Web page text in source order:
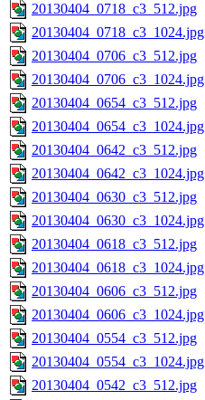
20130404_0718_c3_512.jpg
20130404_0718_c3_1024.jpg
20130404_0706_c3_512.jpg
20130404_0706_c3_1024.jpg
20130404_0654_c3_512.jpg
20130404_0654_c3_1024.jpg
20130404_0642_c3_512.jpg
20130404_0642_c3_1024.jpg
20130404_0630_c3_512.jpg
20130404_0630_c3_1024.jpg
20130404_0618_c3_512.jpg
20130404_0618_c3_1024.jpg
20130404_0606_c3_512.jpg
20130404_0606_c3_1024.jpg
20130404_0554_c3_512.jpg
20130404_0554_c3_1024.jpg
20130404_0542_c3_512.jpg